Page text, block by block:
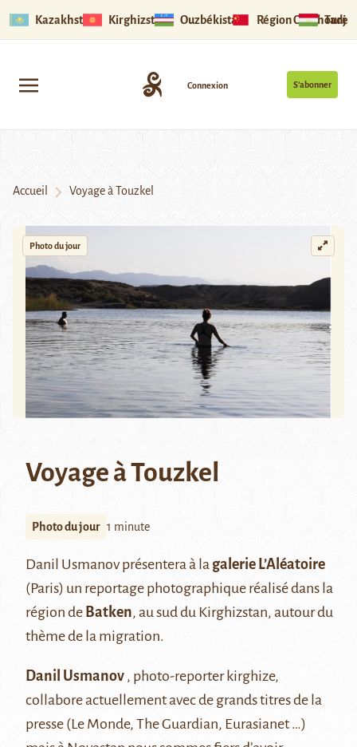
Kazakhstan Kirghizstan Ouzbékistan Région Ouïghoure
S’abonner
Connexion
Accueil Voyage à Touzkel
Photo du jour
Voyage à Touzkel
Photo du jour 1 minute
Danil Usmanov présentera à la galerie L’Aléatoire
(Paris) un reportage photographique réalisé dans la
région de Batken, au sud du Kirghizstan, autour du
thème de la migration.
Danil Usmanov , photo-reporter kirghize,
collabore actuellement avec de grands titres de la
presse (Le Monde, The Guardian, Eurasianet …)